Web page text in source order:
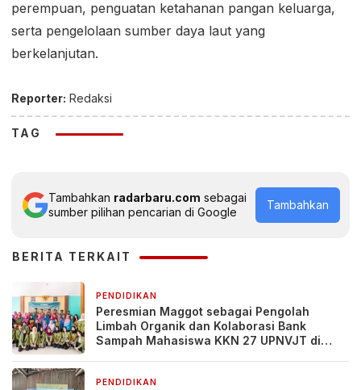
perempuan, penguatan ketahanan pangan keluarga,
serta pengelolaan sumber daya laut yang
berkelanjutan.
Reporter: Redaksi
TAG
Tambahkan radarbaru.com sebagai
sumber pilihan pencarian di Google
Tambahkan
BERITA TERKAIT
PENDIDIKAN
Peresmian Maggot sebagai Pengolah
Limbah Organik dan Kolaborasi Bank
Sampah Mahasiswa KKN 27 UPNVJT di
PENDIDIKAN